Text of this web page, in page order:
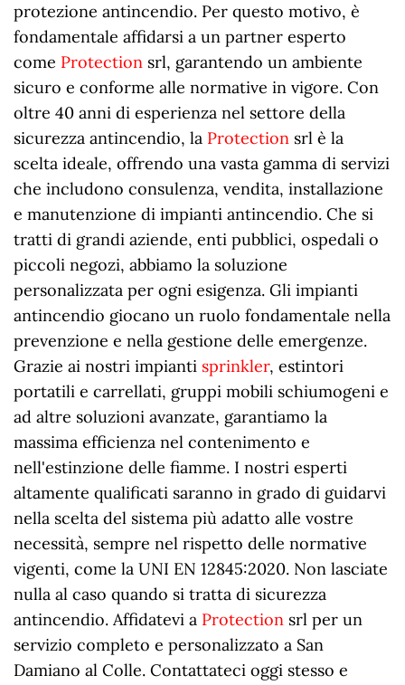
protezione antincendio. Per questo motivo, è
fondamentale affidarsi a un partner esperto
come Protection srl, garantendo un ambiente
sicuro e conforme alle normative in vigore. Con
oltre 40 anni di esperienza nel settore della
sicurezza antincendio, la Protection srl è la
scelta ideale, offrendo una vasta gamma di servizi
che includono consulenza, vendita, installazione
e manutenzione di impianti antincendio. Che si
tratti di grandi aziende, enti pubblici, ospedali o
piccoli negozi, abbiamo la soluzione
personalizzata per ogni esigenza. Gli impianti
antincendio giocano un ruolo fondamentale nella
prevenzione e nella gestione delle emergenze.
Grazie ai nostri impianti sprinkler, estintori
portatili e carrellati, gruppi mobili schiumogeni e
ad altre soluzioni avanzate, garantiamo la
massima efficienza nel contenimento e
nell'estinzione delle fiamme. I nostri esperti
altamente qualificati saranno in grado di guidarvi
nella scelta del sistema più adatto alle vostre
necessità, sempre nel rispetto delle normative
vigenti, come la UNI EN 12845:2020. Non lasciate
nulla al caso quando si tratta di sicurezza
antincendio. Affidatevi a Protection srl per un
servizio completo e personalizzato a San
Damiano al Colle. Contattateci oggi stesso e